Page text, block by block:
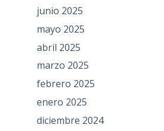
junio 2025
mayo 2025
abril 2025
marzo 2025
febrero 2025
enero 2025
diciembre 2024